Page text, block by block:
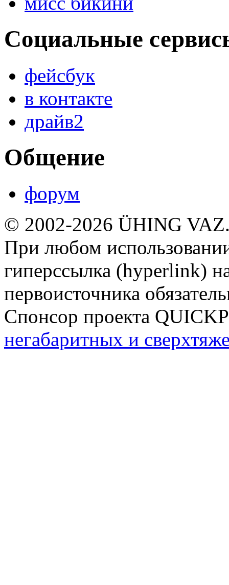
Социальные
фейсбук
в контакте
драйв2
Общение
форум
© 2002-2026 ÜHING
При любом
гиперссылка (hyperlink)
первоисточника
Спонсор проекта
негабаритных и